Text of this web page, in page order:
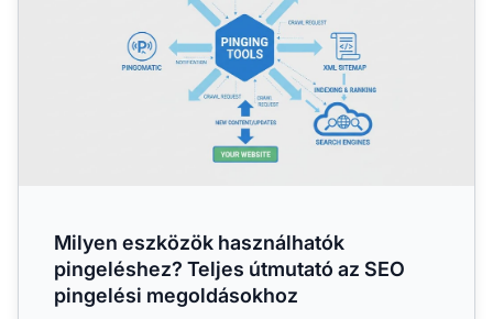
Milyen eszközök használhatók
pingeléshez? Teljes útmutató az SEO
pingelési megoldásokhoz